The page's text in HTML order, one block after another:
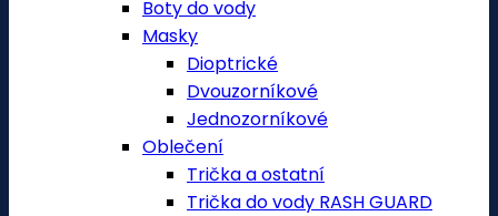
Boty do vody
Masky
Dioptrické
Dvouzorníkové
Jednozorníkové
Oblečení
Trička a ostatní
Trička do vody RASH GUARD